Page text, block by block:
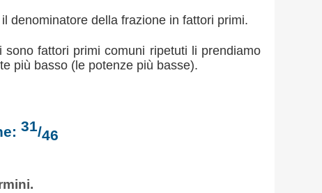
denominatore della frazione in fattori primi.
fattori primi comuni ripetuti li prendiamo
più basso (le potenze più basse).
31/46